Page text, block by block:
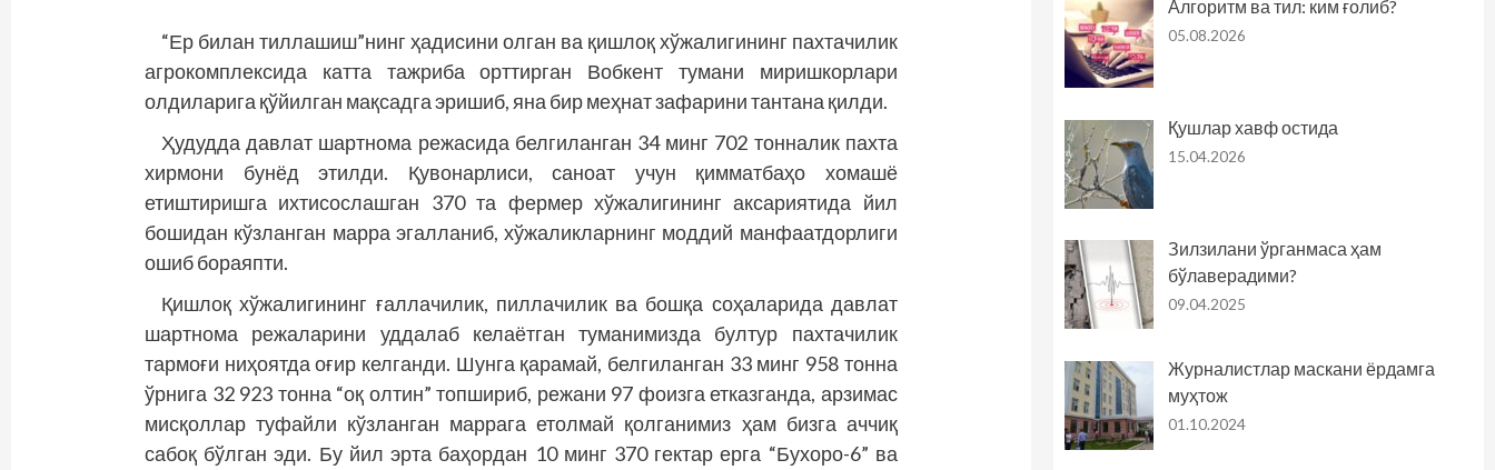
“Ер билан тиллашиш”нинг ҳадисини олган ва қишлоқ хўжалигининг пахтачилик
агрокомплексида катта тажриба орттирган Вобкент тумани миришкорлари
олдиларига қўйилган мақсадга эришиб, яна бир меҳнат зафарини тантана қилди.
Ҳудудда давлат шартнома режасида белгиланган 34 минг 702 тонналик пахта
хирмони бунёд этилди. Қувонарлиси, саноат учун қимматбаҳо хомашё
етиштиришга ихтисослашган 370 та фермер хўжалигининг аксариятида йил
бошидан кўзланган марра эгалланиб, хўжаликларнинг моддий манфаатдорлиги
ошиб бораяпти.
Қишлоқ хўжалигининг ғаллачилик, пиллачилик ва бошқа соҳаларида давлат
шарт­нома режаларини уддалаб келаётган туманимизда бултур пахтачилик
тармоғи ниҳоятда оғир келганди. Шунга қарамай, белгиланган 33 минг 958 тонна
ўрнига 32 923 тонна “оқ олтин” топшириб, режани 97 фоизга етказганда, арзимас
мисқоллар туфайли кўзланган маррага етолмай қолганимиз ҳам бизга аччиқ
сабоқ бўлган эди. Бу йил эрта баҳордан 10 минг 370 гектар ерга “Бухоро-6” ва
Алгоритм ва тил: ким ғолиб?
05.08.2026
Қушлар хавф остида
15.04.2026
Зилзилани ўрганмаса ҳам
бўлаверадими?
09.04.2025
Журналистлар маскани ёрдамга
муҳтож
01.10.2024